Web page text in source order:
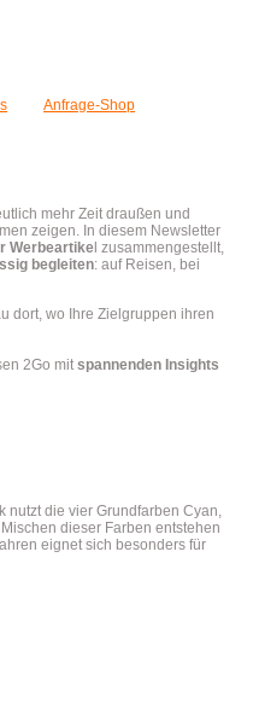
Anfrage-Shop
mehr Zeit draußen und
zeigen. In diesem Newsletter
Werbeartike l zusammengestellt,
begleiten: auf Reisen, bei
dort, wo Ihre Zielgruppen ihren
2Go mitspannenden Insights
nutzt die vier Grundfarben Cyan,
dieser Farben entstehen
eignet sich besonders für